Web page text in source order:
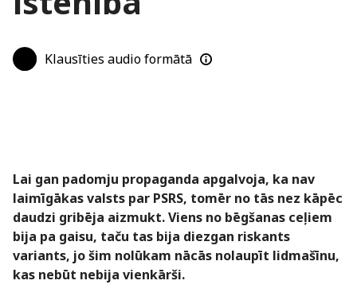
Klausīties audio formātā
Lai gan padomju propaganda apgalvoja, ka nav
laimīgākas valsts par PSRS, tomēr no tās nez kāpēc
daudzi gribēja aizmukt. Viens no bēgšanas ceļiem
bija pa gaisu, taču tas bija diezgan riskants
variants, jo šim nolūkam nācās nolaupīt lidmašīnu,
kas nebūt nebija vienkārši.